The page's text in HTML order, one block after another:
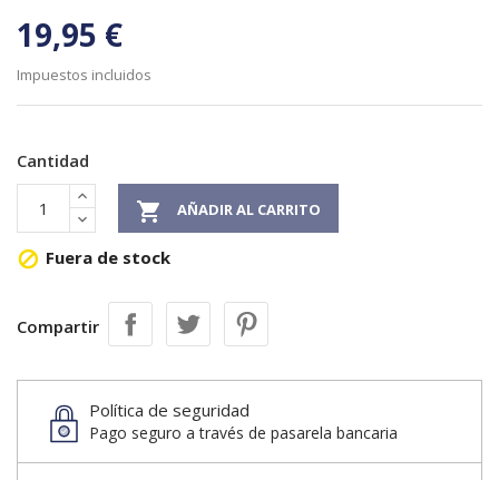
19,95 €
Impuestos incluidos
Cantidad
 AÑADIR AL CARRITO
 Fuera de stock
Compartir
Política de seguridad
Pago seguro a través de pasarela bancaria